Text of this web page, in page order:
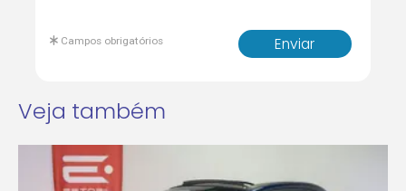
Enviar
Campos obrigatórios
Veja também